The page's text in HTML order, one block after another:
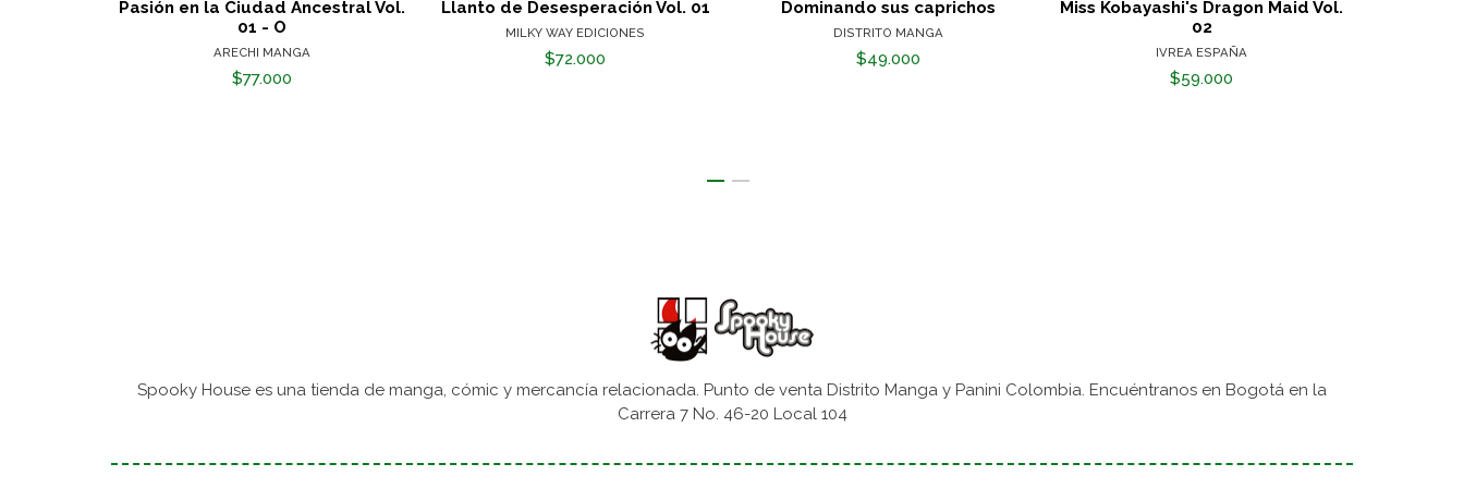
Pasión en la Ciudad Ancestral Vol.
01 - O
ARECHI MANGA
$77.000
Llanto de Desesperación Vol. 01
MILKY WAY EDICIONES
$72.000
Dominando sus caprichos
DISTRITO MANGA
$49.000
Miss Kobayashi's Dragon Maid Vol.
02
IVREA ESPAÑA
$59.000
Spooky House es una tienda de manga, cómic y mercancía relacionada. Punto de venta Distrito Manga y Panini Colombia. Encuéntranos en Bogotá en la
Carrera 7 No. 46-20 Local 104